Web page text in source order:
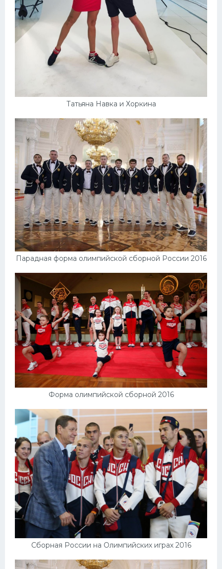
Татьяна Навка и Хоркина
Парадная форма олимпийской сборной России 2016
Форма олимпийской сборной 2016
Сборная России на Олимпийских играх 2016